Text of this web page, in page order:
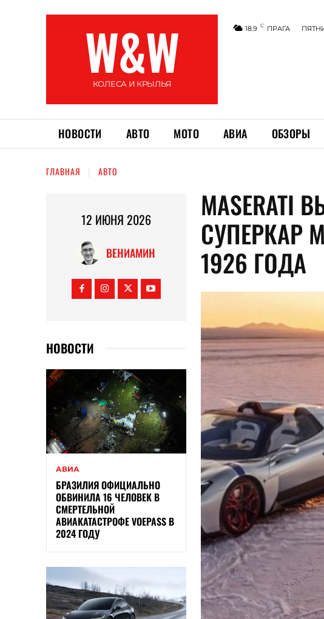
W&W
КОЛЕСА И КРЫЛЬЯ
18.9 C ПРАГА
НОВОСТИ АВТО МОТО АВИА ОБЗОРЫ
ГЛАВНАЯ АВТО
12 ИЮНЯ 2026
ВЕНИАМИН
НОВОСТИ
АВИА
БРАЗИЛИЯ ОФИЦИАЛЬНО
ОБВИНИЛА 16 ЧЕЛОВЕК В
СМЕРТЕЛЬНОЙ
АВИАКАТАСТРОФЕ VOEPASS В
2024 ГОДУ
СУПЕРКАР
1926 ГОДА